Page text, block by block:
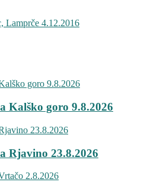
Lamprče 4.12.2016
Kalško goro 9.8.2026
Rjavino 23.8.2026